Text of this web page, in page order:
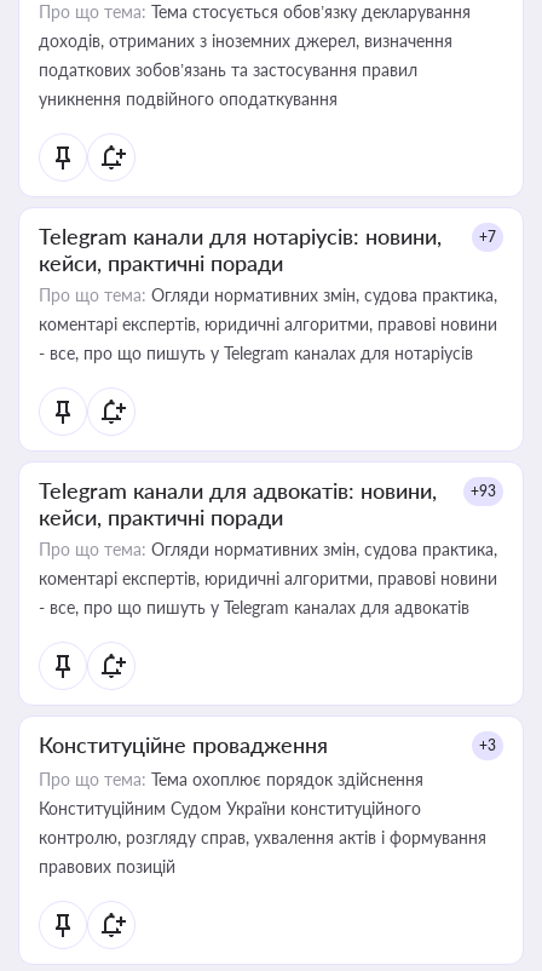
Про що тема: Тема стосується обов’язку декларування
доходів, отриманих з іноземних джерел, визначення
податкових зобов’язань та застосування правил
уникнення подвійного оподаткування
Telegram канали для нотаріусів: новини,
кейси, практичні поради
+7
Про що тема: Огляди нормативних змін, судова практика,
коментарі експертів, юридичні алгоритми, правові новини
- все, про що пишуть у Telegram каналах для нотаріусів
Telegram канали для адвокатів: новини,
кейси, практичні поради
+93
Про що тема: Огляди нормативних змін, судова практика,
коментарі експертів, юридичні алгоритми, правові новини
- все, про що пишуть у Telegram каналах для адвокатів
Конституційне провадження +3
Про що тема: Тема охоплює порядок здійснення
Конституційним Судом України конституційного
контролю, розгляду справ, ухвалення актів і формування
правових позицій